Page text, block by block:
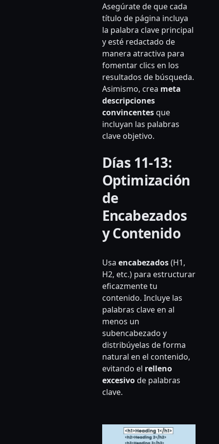
Asegúrate de que cada
título de página incluya
la palabra clave principal
y esté redactado de
manera atractiva para
fomentar clics en los
resultados de búsqueda.
Asimismo, crea meta
descripciones
convincentesque
incluyan las palabras
clave objetivo.
Días 11-13:
Optimización
de
Encabezados
y Contenido
Usa encabezados(H1,
H2, etc.) para estructurar
eficazmente tu
contenido. Incluye las
palabras clave en al
menos un
subencabezado y
distribúyelas de forma
natural en el contenido,
evitando el relleno
excesivode palabras
clave.